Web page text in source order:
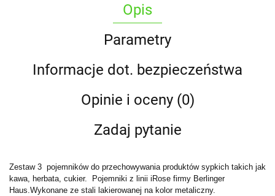
Opis
Parametry
Informacje dot. bezpieczeństwa
Opinie i oceny (0)
Zadaj pytanie
Zestaw 3 pojemników do przechowywania produktów sypkich takich jak
kawa, herbata, cukier. Pojemniki z linii iRose firmy Berlinger
Haus. Wykonane ze stali lakierowanej na kolor metaliczny.